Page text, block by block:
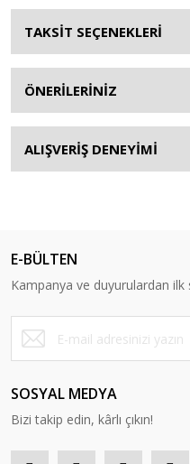
TAKSİT SEÇENEKLERİ
ÖNERİLERİNİZ
ALIŞVERİŞ DENEYİMİ
E-BÜLTEN
Kampanya ve duyurulardan ilk
SOSYAL MEDYA
Bizi takip edin, kârlı çıkın!